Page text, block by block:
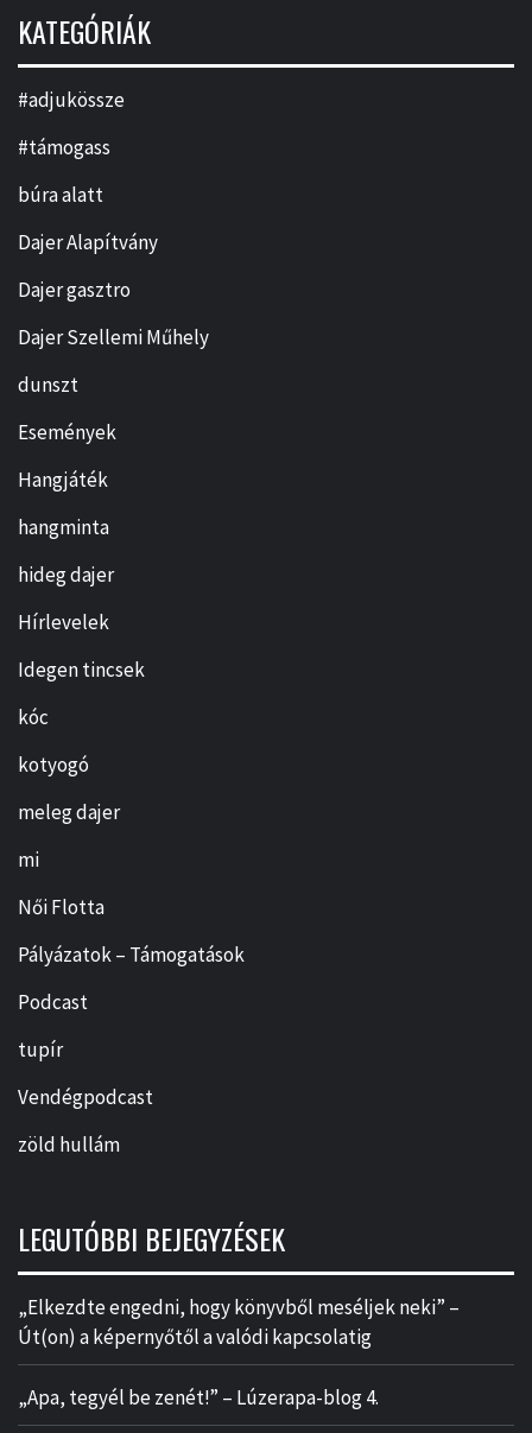
KATEGÓRIÁK
#adjukössze
#támogass
búra alatt
Dajer Alapítvány
Dajer gasztro
Dajer Szellemi Műhely
dunszt
Események
Hangjáték
hangminta
hideg dajer
Hírlevelek
Idegen tincsek
kóc
kotyogó
meleg dajer
mi
Női Flotta
Pályázatok – Támogatások
Podcast
tupír
Vendégpodcast
zöld hullám
LEGUTÓBBI BEJEGYZÉSEK
„Elkezdte engedni, hogy könyvből meséljek neki” –
Út(on) a képernyőtől a valódi kapcsolatig
„Apa, tegyél be zenét!” – Lúzerapa-blog 4.